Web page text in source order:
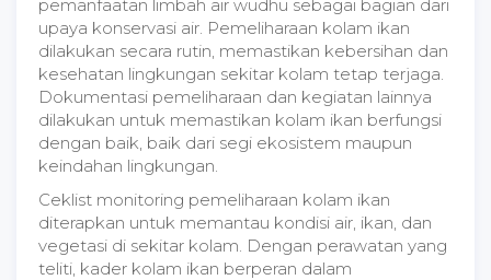
pemanfaatan limbah air wudhu sebagai bagian dari
upaya konservasi air. Pemeliharaan kolam ikan
dilakukan secara rutin, memastikan kebersihan dan
kesehatan lingkungan sekitar kolam tetap terjaga.
Dokumentasi pemeliharaan dan kegiatan lainnya
dilakukan untuk memastikan kolam ikan berfungsi
dengan baik, baik dari segi ekosistem maupun
keindahan lingkungan.
Ceklist monitoring pemeliharaan kolam ikan
diterapkan untuk memantau kondisi air, ikan, dan
vegetasi di sekitar kolam. Dengan perawatan yang
teliti, kader kolam ikan berperan dalam